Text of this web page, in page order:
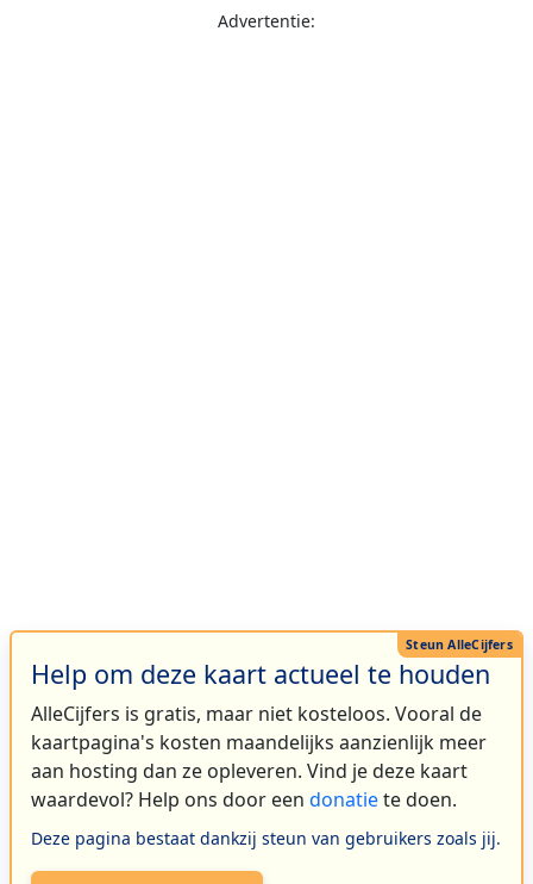
Advertentie:
Help om deze kaart actueel te houden
AlleCijfers is gratis, maar niet kosteloos. Vooral de
kaartpagina's kosten maandelijks aanzienlijk meer
aan hosting dan ze opleveren. Vind je deze kaart
waardevol? Help ons door een donatiete doen.
Deze pagina bestaat dankzij steun van gebruikers zoals jij.